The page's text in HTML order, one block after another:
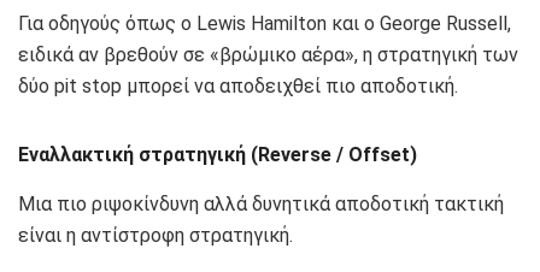
Για οδηγούς όπως ο Lewis Hamilton και ο George Russell,
ειδικά αν βρεθούν σε «βρώμικο αέρα», η στρατηγική των
δύο pit stop μπορεί να αποδειχθεί πιο αποδοτική.
Εναλλακτική στρατηγική (Reverse / Offset)
Μια πιο ριψοκίνδυνη αλλά δυνητικά αποδοτική τακτική
είναι η αντίστροφη στρατηγική.